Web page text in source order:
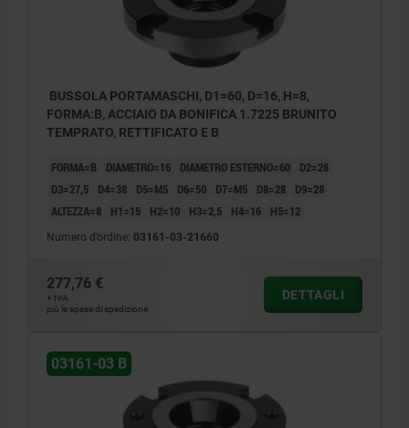
BUSSOLA PORTAMASCHI, D1=60, D=16, H=8,
FORMA:B, ACCIAIO DA BONIFICA 1.7225 BRUNITO
TEMPRATO, RETTIFICATO E B
FORMA=B DIAMETRO=16 DIAMETRO ESTERNO=60
D2=28
D3=27,5
D4=38 D5=M5 D6=50 D7=M5 D8=28
D9=28
ALTEZZA=8
H1=15 H2=10 H3=2,5 H4=16 H5=12
Numero d’ordine: 03161-03-21660
277,76 €
+ IVA
più le spese di spedizione
DETTAGLI
03161-03 B